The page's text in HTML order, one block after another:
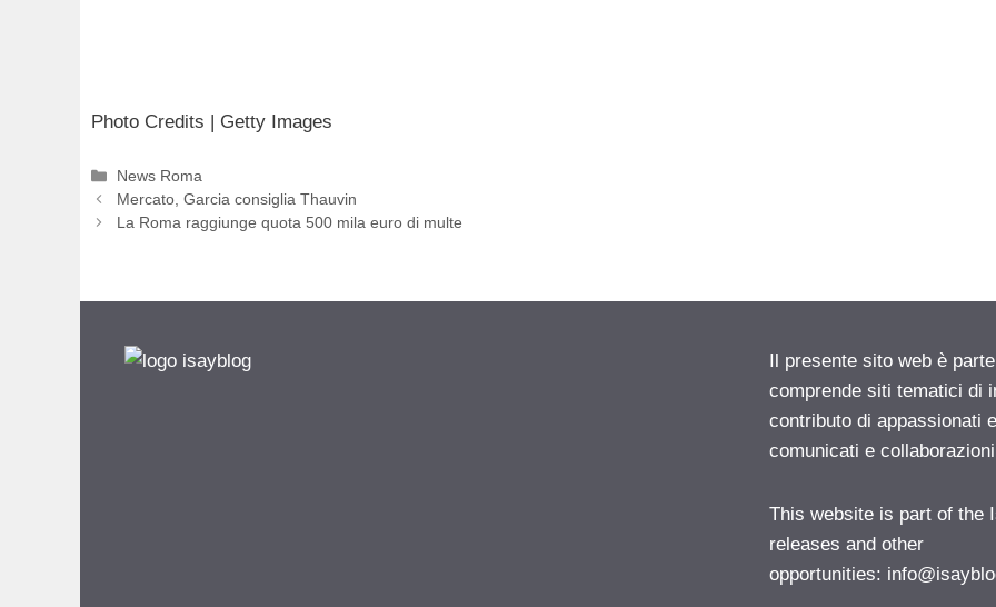
Photo Credits | Getty Images
Categorie
News Roma
Mercato, Garcia consiglia Thauvin
La Roma raggiunge quota 500 mila euro di multe
Il presente sito web è
comprende siti tematici di
contributo di appassionati
comunicati e
This website is part of the
releases and other
opportunities: